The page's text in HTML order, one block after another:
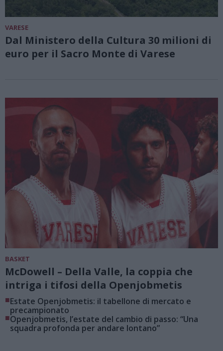
VARESE
Dal Ministero della Cultura 30 milioni di
euro per il Sacro Monte di Varese
BASKET
McDowell – Della Valle, la coppia che
intriga i tifosi della Openjobmetis
■Estate Openjobmetis: il tabellone di mercato e
precampionato
■Openjobmetis, l’estate del cambio di passo: “Una
squadra profonda per andare lontano”